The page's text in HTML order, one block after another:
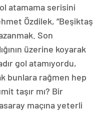
atamama serisini
Özdilek, “Beşiktaş
Son
üzerine koyarak
gol atamıyordu,
bunlara rağmen hep
taşır mı? Bir
maçına yeterli